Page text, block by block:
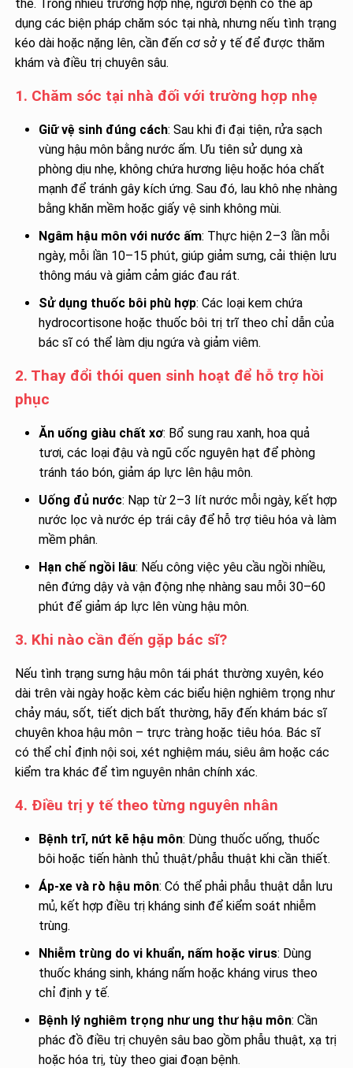
thể. Trong nhiều trường hợp nhẹ, người bệnh có thể áp
dụng các biện pháp chăm sóc tại nhà, nhưng nếu tình trạng
kéo dài hoặc nặng lên, cần đến cơ sở y tế để được thăm
khám và điều trị chuyên sâu.
1. Chăm sóc tại nhà đối với trường hợp nhẹ
Giữ vệ sinh đúng cách: Sau khi đi đại tiện, rửa sạch
vùng hậu môn bằng nước ấm. Ưu tiên sử dụng xà
phòng dịu nhẹ, không chứa hương liệu hoặc hóa chất
mạnh để tránh gây kích ứng. Sau đó, lau khô nhẹ nhàng
bằng khăn mềm hoặc giấy vệ sinh không mùi.
Ngâm hậu môn với nước ấm: Thực hiện 2–3 lần mỗi
ngày, mỗi lần 10–15 phút, giúp giảm sưng, cải thiện lưu
thông máu và giảm cảm giác đau rát.
Sử dụng thuốc bôi phù hợp: Các loại kem chứa
hydrocortisone hoặc thuốc bôi trị trĩ theo chỉ dẫn của
bác sĩ có thể làm dịu ngứa và giảm viêm.
2. Thay đổi thói quen sinh hoạt để hỗ trợ hồi
phục
Ăn uống giàu chất xơ: Bổ sung rau xanh, hoa quả
tươi, các loại đậu và ngũ cốc nguyên hạt để phòng
tránh táo bón, giảm áp lực lên hậu môn.
Uống đủ nước: Nạp từ 2–3 lít nước mỗi ngày, kết hợp
nước lọc và nước ép trái cây để hỗ trợ tiêu hóa và làm
mềm phân.
Hạn chế ngồi lâu: Nếu công việc yêu cầu ngồi nhiều,
nên đứng dậy và vận động nhẹ nhàng sau mỗi 30–60
phút để giảm áp lực lên vùng hậu môn.
3. Khi nào cần đến gặp bác sĩ?
Nếu tình trạng sưng hậu môn tái phát thường xuyên, kéo
dài trên vài ngày hoặc kèm các biểu hiện nghiêm trọng như
chảy máu, sốt, tiết dịch bất thường, hãy đến khám bác sĩ
chuyên khoa hậu môn – trực tràng hoặc tiêu hóa. Bác sĩ
có thể chỉ định nội soi, xét nghiệm máu, siêu âm hoặc các
kiểm tra khác để tìm nguyên nhân chính xác.
4. Điều trị y tế theo từng nguyên nhân
Bệnh trĩ, nứt kẽ hậu môn: Dùng thuốc uống, thuốc
bôi hoặc tiến hành thủ thuật/phẫu thuật khi cần thiết.
Áp-xe và rò hậu môn: Có thể phải phẫu thuật dẫn lưu
mủ, kết hợp điều trị kháng sinh để kiểm soát nhiễm
trùng.
Nhiễm trùng do vi khuẩn, nấm hoặc virus: Dùng
thuốc kháng sinh, kháng nấm hoặc kháng virus theo
chỉ định y tế.
Bệnh lý nghiêm trọng như ung thư hậu môn: Cần
phác đồ điều trị chuyên sâu bao gồm phẫu thuật, xạ trị
hoặc hóa trị, tùy theo giai đoạn bệnh.